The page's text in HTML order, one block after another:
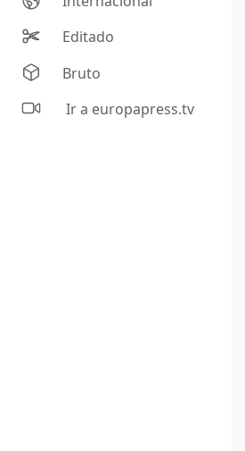
Editado
Bruto
Ir a europapress.tv